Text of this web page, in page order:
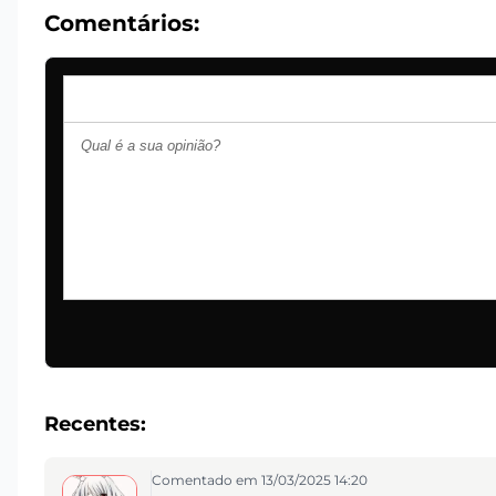
Comentários:
Recentes:
Comentado em 13/03/2025 14:20